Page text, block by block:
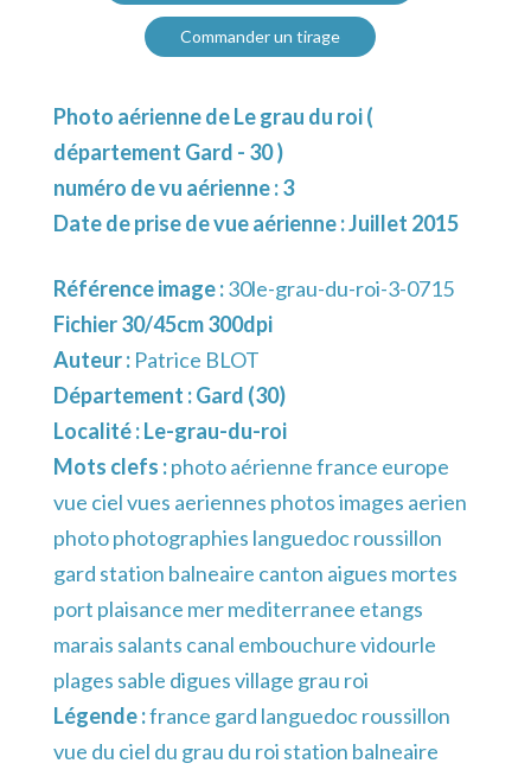
Commander un tirage
Photo aérienne de Le grau du roi (
département Gard - 30 )
numéro de vu aérienne : 3
Date de prise de vue aérienne : Juillet 2015
Référence image :30le-grau-du-roi-3-0715
Fichier 30/45cm 300dpi
Auteur : Patrice BLOT
Département :Gard (30)
Localité :Le-grau-du-roi
Mots clefs :photo aérienne france europe
vue ciel vues aeriennes photos images aerien
photo photographies languedoc roussillon
gard station balneaire canton aigues mortes
port plaisance mer mediterranee etangs
marais salants canal embouchure vidourle
plages sable digues village grau roi
Légende :france gard languedoc roussillon
vue du ciel du grau du roi station balneaire